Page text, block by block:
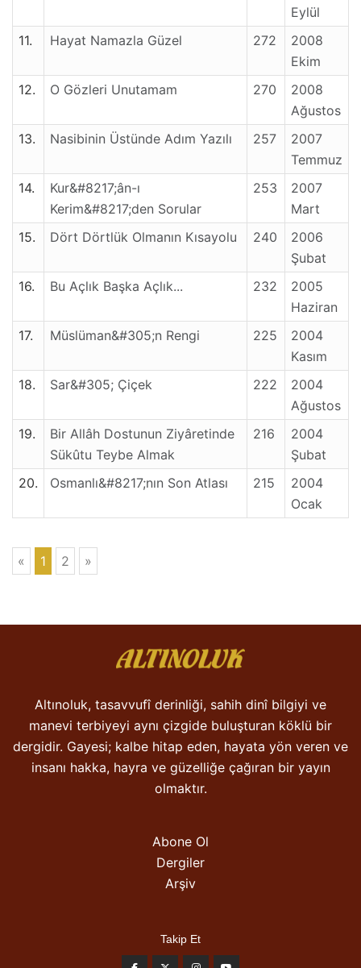
Eylül
11.
Hayat Namazla Güzel 272
2008
Ekim
12.
O Gözleri Unutamam 270
2008
Ağustos
13.
Nasibinin Üstünde Adım Yazılı 257
2007
Temmuz
14.
Kur&#8217;ân-ı
Kerim&#8217;den Sorular
253
2007
Mart
15.
Dört Dörtlük Olmanın Kısayolu 240
2006
Şubat
16.
Bu Açlık Başka Açlık... 232
2005
Haziran
17.
Müslüman&#305;n Rengi 225
2004
Kasım
18.
Sar&#305; Çiçek 222
2004
Ağustos
19.
Bir Allâh Dostunun Ziyâretinde
Sükûtu Teybe Almak
216
2004
Şubat
20.
Osmanlı&#8217;nın Son Atlası 215
2004
Ocak
« 1 2 »
Altınoluk, tasavvufî derinliği, sahih dinî bilgiyi ve
manevi terbiyeyi aynı çizgide buluşturan köklü bir
dergidir. Gayesi; kalbe hitap eden, hayata yön veren ve
insanı hakka, hayra ve güzelliğe çağıran bir yayın
olmaktır.
Abone Ol
Dergiler
Arşiv
Takip Et